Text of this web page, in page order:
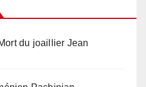
du joaillier Jean